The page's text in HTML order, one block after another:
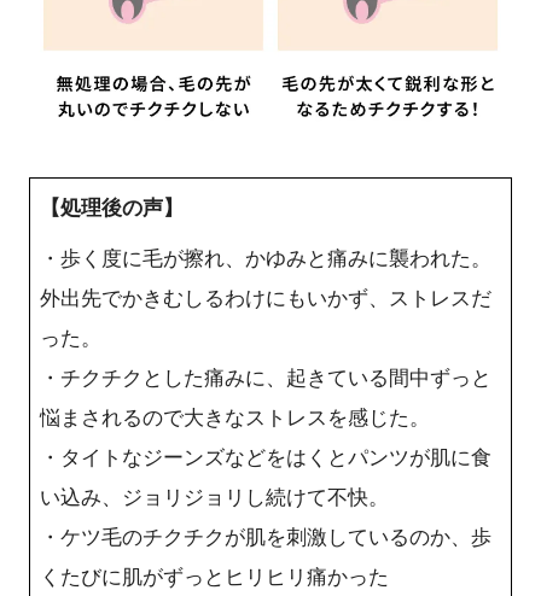
【処理後の声】
・歩く度に毛が擦れ、かゆみと痛みに襲われた。
外出先でかきむしるわけにもいかず、ストレスだ
った。
・チクチクとした痛みに、起きている間中ずっと
悩まされるので大きなストレスを感じた。
・タイトなジーンズなどをはくとパンツが肌に食
い込み、ジョリジョリし続けて不快。
・ケツ毛のチクチクが肌を刺激しているのか、歩
くたびに肌がずっとヒリヒリ痛かった